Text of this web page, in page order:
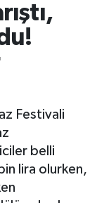
Festivali
belli
lira olurken,